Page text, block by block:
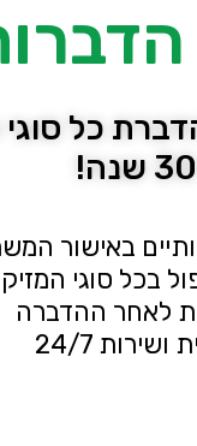
כל סוגי
באישור
בכל סוגי
לאחר ההדברה
ושירות 24/7